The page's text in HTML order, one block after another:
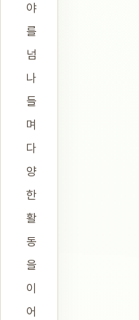
야
를
넘
나
들
며
다
양
한
활
동
을
이
어